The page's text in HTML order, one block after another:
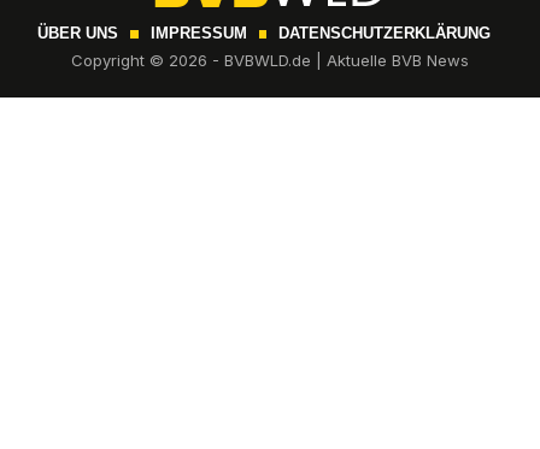
ÜBER UNS IMPRESSUM DATENSCHUTZERKLÄRUNG
Copyright © 2026 - BVBWLD.de | Aktuelle BVB News